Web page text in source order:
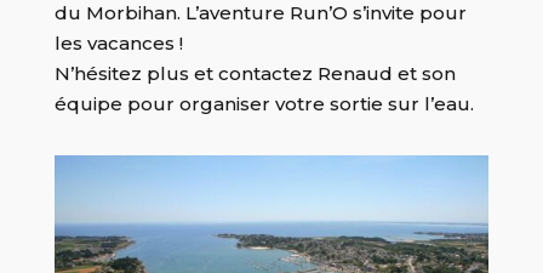
du Morbihan. L’aventure Run’O s’invite pour
les vacances !
N’hésitez plus et contactez Renaud et son
équipe pour organiser votre sortie sur l’eau.